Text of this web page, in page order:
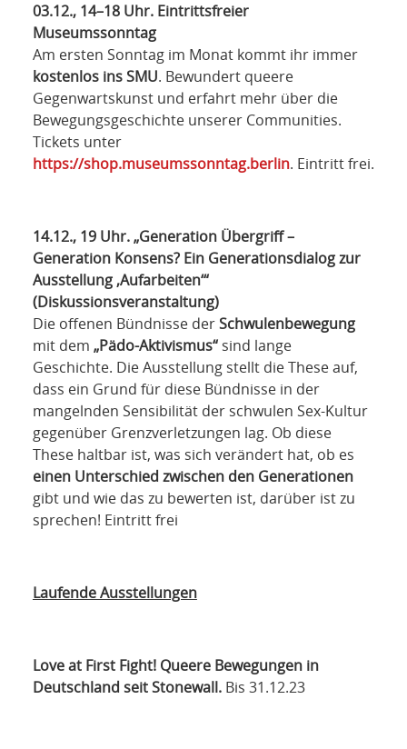
03.12., 14–18 Uhr. Eintrittsfreier
Museumssonntag
Am ersten Sonntag im Monat kommt ihr immer
kostenlos ins SMU. Bewundert queere
Gegenwartskunst und erfahrt mehr über die
Bewegungsgeschichte unserer Communities.
Tickets unter
https://shop.museumssonntag.berlin. Eintritt frei.
14.12., 19 Uhr. „Generation Übergriff –
Generation Konsens? Ein Generationsdialog zur
Ausstellung ‚Aufarbeiten‘“
(Diskussionsveranstaltung)
Die offenen Bündnisse derSchwulenbewegung
mit dem „Pädo-Aktivismus“sind lange
Geschichte. Die Ausstellung stellt die These auf,
dass ein Grund für diese Bündnisse in der
mangelnden Sensibilität der schwulen Sex-Kultur
gegenüber Grenzverletzungen lag. Ob diese
These haltbar ist, was sich verändert hat, ob es
einen Unterschied zwischen den Generationen
gibt und wie das zu bewerten ist, darüber ist zu
sprechen! Eintritt frei
Laufende Ausstellungen
Love at First Fight! Queere Bewegungen in
Deutschland seit Stonewall. Bis 31.12.23